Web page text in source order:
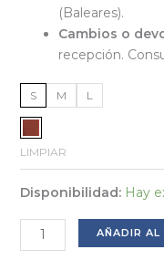
(Baleares).
Cambios o
recepción.
S M L
LIMPIAR
Disponibilidad: Hay
Vestido
corto
AÑADIR AL